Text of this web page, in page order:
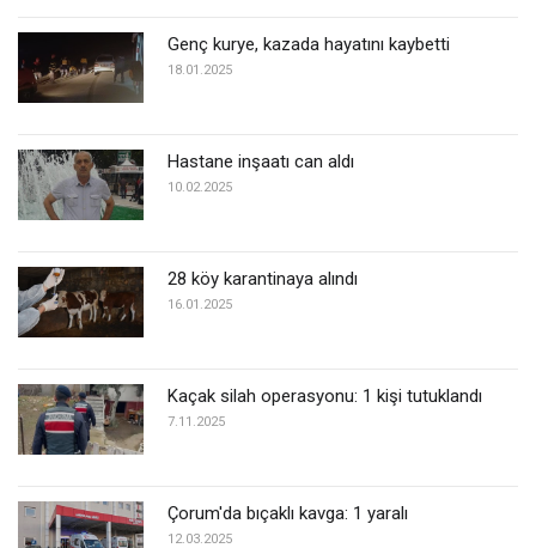
Genç kurye, kazada hayatını kaybetti
18.01.2025
Hastane inşaatı can aldı
10.02.2025
28 köy karantinaya alındı
16.01.2025
Kaçak silah operasyonu: 1 kişi tutuklandı
7.11.2025
Çorum'da bıçaklı kavga: 1 yaralı
12.03.2025